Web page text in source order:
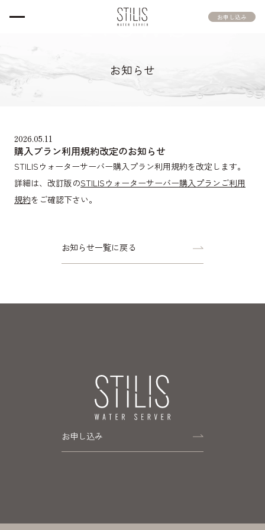
お申し込み
お知らせ
News
2026.05.11
購入プラン利用規約改定のお知らせ
STILISウォーターサーバー購入プラン利用規約を改定します。
詳細は、改訂版のSTILISウォーターサーバー購入プランご利用
規約をご確認下さい。
お知らせ一覧に戻る
お申し込み